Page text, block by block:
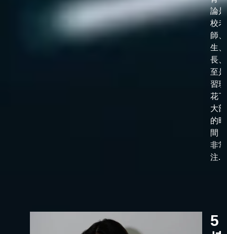
論
校老
師
生
長
至
習
花
大
的時
間
非
注...
5